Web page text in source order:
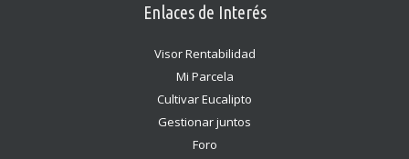
Enlaces de Interés
Visor Rentabilidad
Mi Parcela
Cultivar Eucalipto
Gestionar juntos
Foro